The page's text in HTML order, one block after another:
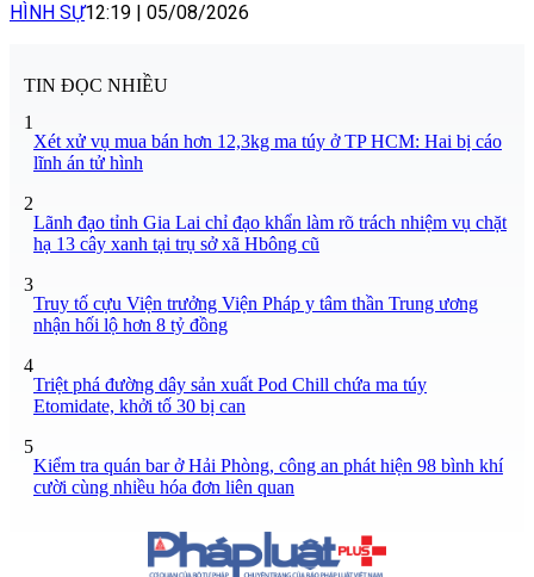
HÌNH SỰ12:19 05/08/2026
TIN ĐỌC NHIỀU
1
Xét xử vụ mua bán hơn 12,3kg ma túy ở TP HCM: Hai bị cáo
lĩnh án tử hình
2
Lãnh đạo tỉnh Gia Lai chỉ đạo khẩn làm rõ trách nhiệm vụ chặt
hạ 13 cây xanh tại trụ sở xã Hbông cũ
3
Truy tố cựu Viện trưởng Viện Pháp y tâm thần Trung ương
nhận hối lộ hơn 8 tỷ đồng
4
Triệt phá đường dây sản xuất Pod Chill chứa ma túy
Etomidate, khởi tố 30 bị can
5
Kiểm tra quán bar ở Hải Phòng, công an phát hiện 98 bình khí
cười cùng nhiều hóa đơn liên quan